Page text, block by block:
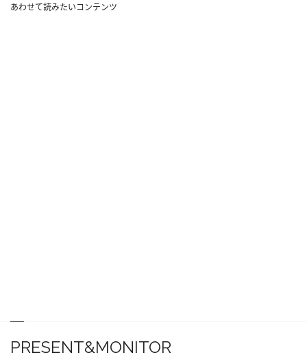
あわせて読みたいコンテンツ
PRESENT&MONITOR